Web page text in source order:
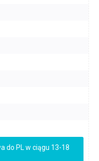
do PL w ciągu 13-18